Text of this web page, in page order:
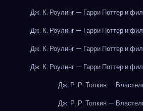
Дж. К. Роулинг — Гарри Поттер и
Дж. К. Роулинг — Гарри Поттер и
Дж. К. Роулинг — Гарри Поттер и
Дж. К. Роулинг — Гарри Поттер и
Дж. Р. Р. Толкин —
Дж. Р. Р. Толкин —